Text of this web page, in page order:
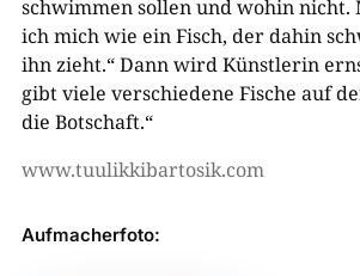
schwimmen sollen und wohin nicht.
ich mich wie ein Fisch, der dahin
ihn zieht.“ Dann wird Künstlerin
gibt viele verschiedene Fische auf
die Botschaft.“
www.tuulikkibartosik.com
Aufmacherfoto: